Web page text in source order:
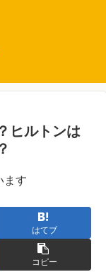
ヒルトンは
ます
はてブ
コピー